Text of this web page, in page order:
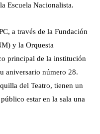
Escuela Nacionalista.
a través de la Fundación
y la Orquesta
principal de la institución
aniversario número 28.
del Teatro, tienen un
estar en la sala una